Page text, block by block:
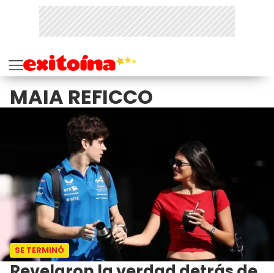
MAIA REFICCO
SE TERMINÓ